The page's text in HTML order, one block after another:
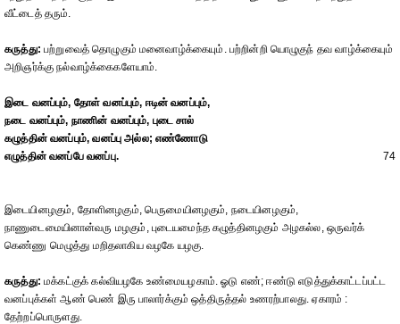
வீட்டைத் தரும்.
கருத்து: பற்றுவைத் தொழுகும் மனைவாழ்க்கையும். பற்றின்றி யொழுகுந் தவ வாழ்க்கையும்
அறிஞர்க்கு நல்வாழ்க்கைகளேயாம்.
இடை வனப்பும், தோள் வனப்பும், ஈடின் வனப்பும்,
நடை வனப்பும், நாணின் வனப்பும், புடை சால்
கழுத்தின் வனப்பும், வனப்பு அல்ல; எண்ணோடு
எழுத்தின் வனப்பே வனப்பு.
74
இடையினழகும், தோளினழகும், பெருமையினழகும், நடையினழகும்,
நாணுடைமையினான்வரு மழகும், புடையமைந்த கழுத்தினழகும் அழகல்ல, ஒருவர்க்
கெண்ணு மெழுத்து மறிதலாகிய வழகே யழகு.
கருத்து: மக்கட்குக் கல்வியழகே உண்மையழகாம். ஓடு எண்; ஈண்டு எடுத்துக்காட்டப்பட்ட
வனப்புக்கள் ஆண் பெண் இரு பாலார்க்கும் ஒத்திருத்தல் உணரற்பாலது. ஏகாரம் :
தேற்றப்பொருளது.